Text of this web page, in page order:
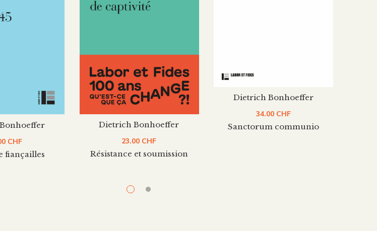
fiançailles
CHF
Résistance et soumission
Dietrich Bonhoeffer
23.00 CHF
Sanctorum communio
Dietrich Bonhoeffer
34.00 CHF